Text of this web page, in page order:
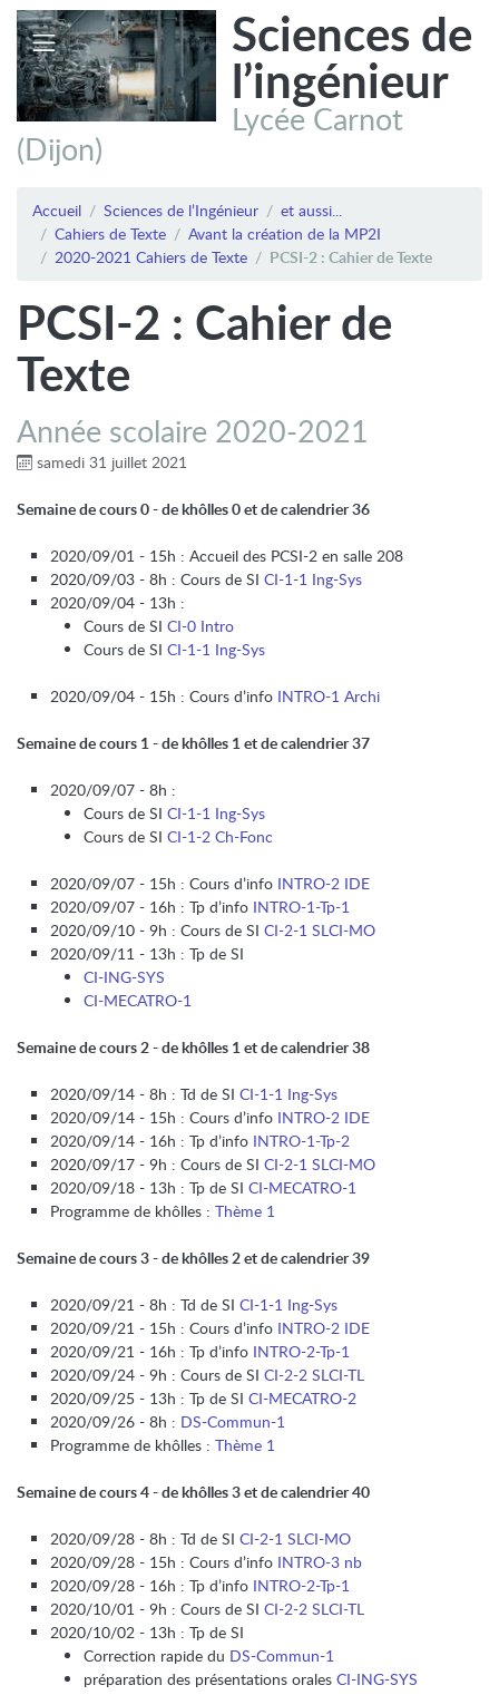
Sciences de
l’ingénieur
Lycée Carnot
(Dijon)
Accueil Sciences de l’Ingénieur
et aussi...
Cahiers de Texte
Avant la création de la MP2I
2020-2021 Cahiers de Texte
PCSI-2 : Cahier de Texte
PCSI-2 : Cahier de
Texte
Année scolaire 2020-2021
samedi 31 juillet 2021
Semaine de cours 0 - de khôlles 0 et de calendrier 36
2020/09/01 - 15h : Accueil des PCSI-2 en salle 208
2020/09/03 - 8h : Cours de SI CI-1-1 Ing-Sys
2020/09/04 - 13h :
Cours de SI CI-0 Intro
Cours de SI CI-1-1 Ing-Sys
2020/09/04 - 15h : Cours d’info INTRO-1 Archi
Semaine de cours 1 - de khôlles 1 et de calendrier 37
2020/09/07 - 8h :
Cours de SI CI-1-1 Ing-Sys
Cours de SI CI-1-2 Ch-Fonc
2020/09/07 - 15h : Cours d’info INTRO-2 IDE
2020/09/07 - 16h : Tp d’info INTRO-1-Tp-1
2020/09/10 - 9h : Cours de SI CI-2-1 SLCI-MO
2020/09/11 - 13h : Tp de SI
CI-ING-SYS
CI-MECATRO-1
Semaine de cours 2 - de khôlles 1 et de calendrier 38
2020/09/14 - 8h : Td de SI CI-1-1 Ing-Sys
2020/09/14 - 15h : Cours d’info INTRO-2 IDE
2020/09/14 - 16h : Tp d’info INTRO-1-Tp-2
2020/09/17 - 9h : Cours de SI CI-2-1 SLCI-MO
2020/09/18 - 13h : Tp de SI CI-MECATRO-1
Programme de khôlles : Thème 1
Semaine de cours 3 - de khôlles 2 et de calendrier 39
2020/09/21 - 8h : Td de SI CI-1-1 Ing-Sys
2020/09/21 - 15h : Cours d’info INTRO-2 IDE
2020/09/21 - 16h : Tp d’info INTRO-2-Tp-1
2020/09/24 - 9h : Cours de SI CI-2-2 SLCI-TL
2020/09/25 - 13h : Tp de SI CI-MECATRO-2
2020/09/26 - 8h : DS-Commun-1
Programme de khôlles : Thème 1
Semaine de cours 4 - de khôlles 3 et de calendrier 40
2020/09/28 - 8h : Td de SI CI-2-1 SLCI-MO
2020/09/28 - 15h : Cours d’info INTRO-3 nb
2020/09/28 - 16h : Tp d’info INTRO-2-Tp-1
2020/10/01 - 9h : Cours de SI CI-2-2 SLCI-TL
2020/10/02 - 13h : Tp de SI
Correction rapide du DS-Commun-1
préparation des présentations orales CI-ING-SYS